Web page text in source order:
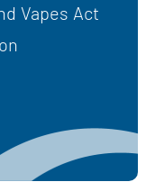
Vapes Act